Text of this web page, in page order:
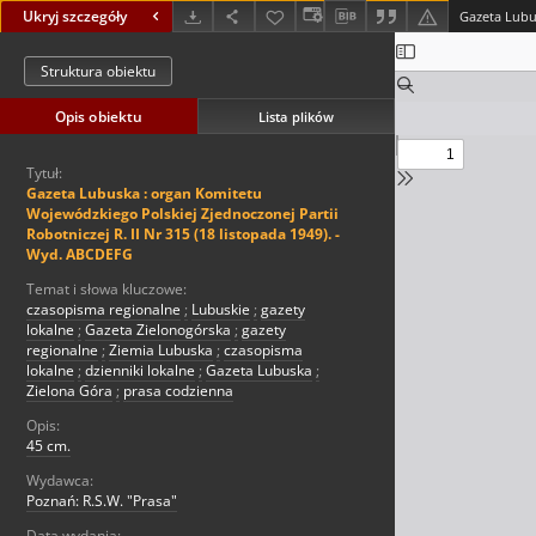
Ukryj szczegóły
Struktura obiektu
Opis obiektu Lista plików
Tytuł:
Gazeta Lubuska : organ Komitetu
Wojewódzkiego Polskiej Zjednoczonej Partii
Robotniczej R. II Nr 315 (18 listopada 1949). -
Wyd. ABCDEFG
Temat i słowa kluczowe:
czasopisma regionalne ; Lubuskie ; gazety
lokalne ; Gazeta Zielonogórska ; gazety
regionalne ; Ziemia Lubuska ; czasopisma
lokalne ; dzienniki lokalne ; Gazeta Lubuska ;
Zielona Góra ; prasa codzienna
Opis:
45 cm.
Wydawca:
Poznań: R.S.W. "Prasa"